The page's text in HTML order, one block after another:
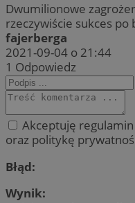
Dwumilionowe
rzeczywiście sukces po
fajerberga
2021-09-04 o 21:44
1 Odpowiedz
Akceptuję
oraz politykę
Błąd:
Wynik: